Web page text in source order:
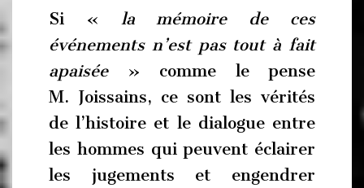
Si « la mémoire de ces
événements n’est pas tout à fait
apaisée» comme le pense
M. Joissains, ce sont les vérités
de l’histoire et le dialogue entre
les hommes qui peuvent éclairer
les jugements et engendrer